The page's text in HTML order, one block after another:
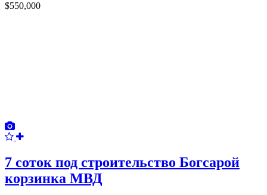
$550,000
7 соток под строительство Богсарой
корзинка МВД